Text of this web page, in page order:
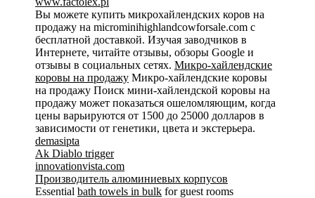
Вы можете купить микрохайлендских коров на
продажу на microminihighlandcowforsale.com с
бесплатной доставкой. Изучая заводчиков в
Интернете, читайте отзывы, обзоры Google и
отзывы в социальных сетях. Микро-хайлендские
коровы на продажу Микро-хайлендские коровы
на продажу Поиск мини-хайлендской коровы на
продажу может показаться ошеломляющим, когда
цены варьируются от 1500 до 25000 долларов в
зависимости от генетики, цвета и экстерьера.
demasipta
Ak Diablo trigger
innovationvista.com
Производитель алюминиевых корпусов
Essential bath towels in bulk for guest rooms